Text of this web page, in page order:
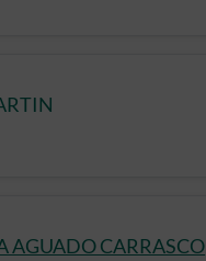
CARRASCO